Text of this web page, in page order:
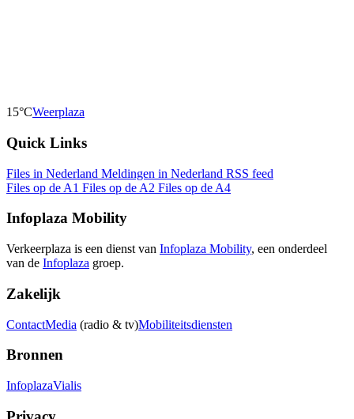
15°CWeerplaza
Quick Links
Files in Nederland Meldingen in Nederland RSS feed
Files op de A1 Files op de A2 Files op de A4
Infoplaza Mobility
Verkeerplaza is een dienst van Infoplaza Mobility, een onderdeel
van de Infoplaza groep.
Zakelijk
ContactMedia (radio & tv)Mobiliteitsdiensten
Bronnen
InfoplazaVialis